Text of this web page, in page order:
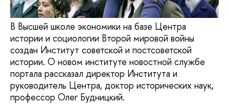
В Высшей школе экономики на базе Центра
истории и социологии Второй мировой войны
создан Институт советской и постсоветской
истории. О новом институте новостной службе
портала рассказал директор Института и
руководитель Центра, доктор исторических наук,
профессор Олег Будницкий.